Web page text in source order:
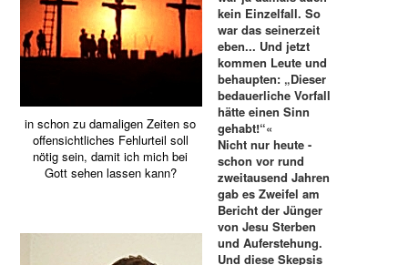
Predigten
Podcast rss
in schon zu damaligen Zeiten so
offensichtliches Fehlurteil soll
nötig sein, damit ich mich bei
Gott sehen lassen kann?
kein Einzelfall. So
war das seinerzeit
eben... Und jetzt
kommen Leute und
behaupten: „Dieser
bedauerliche Vorfall
hätte einen Sinn
gehabt!“«
Nicht nur heute -
schon vor rund
zweitausend Jahren
gab es Zweifel am
Bericht der Jünger
von Jesu Sterben
und Auferstehung.
Und diese Skepsis